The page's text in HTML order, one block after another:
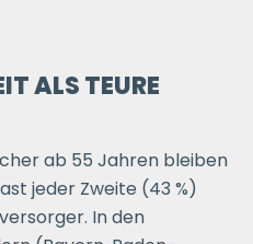
ALS TEURE
ab 55 Jahren bleiben
jeder Zweite (43 %)
In den